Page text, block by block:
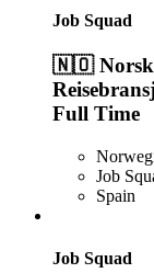
Job Squad
🇳🇴
Full Time
Job
Spain
Job Squad